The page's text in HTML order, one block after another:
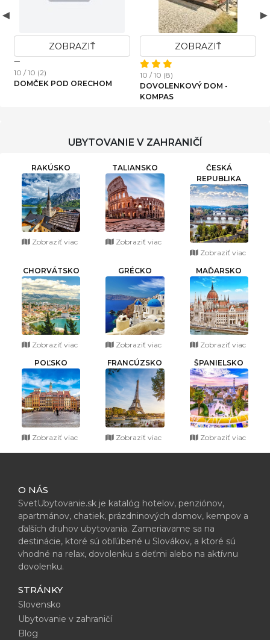
ZOBRAZIŤ
10 / 10 (2)
DOMČEK POD ORECHOM
ZOBRAZIŤ
10 / 10 (8)
DOVOLENKOVÝ DOM -
KOMPAS
UBYTOVANIE V ZAHRANIČÍ
RAKÚSKO
Zobraziť viac
TALIANSKO
Zobraziť viac
ČESKÁ
REPUBLIKA
Zobraziť viac
CHORVÁTSKO
Zobraziť viac
GRÉCKO
Zobraziť viac
MAĎARSKO
Zobraziť viac
POĽSKO
Zobraziť viac
FRANCÚZSKO
Zobraziť viac
ŠPANIELSKO
Zobraziť viac
O NÁS
SvetUbytovanie.sk je katalóg hotelov, penziónov,
apartmánov, chatiek, prázdninových domov, kempov a
ďalších druhov ubytovania. Zameriavame sa na
destinácie, ktoré sú obľúbené u Slovákov, a ktoré sú
vhodné na relax, dovolenku s deťmi alebo na aktívnu
dovolenku.
STRÁNKY
Slovensko
Ubytovanie v zahraničí
Blog